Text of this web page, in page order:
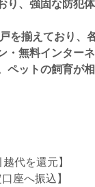
、強固な防犯
を揃えており
・無料インター
ットの飼育が
代を還元】
座へ振込】